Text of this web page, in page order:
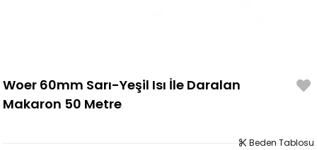
Woer 60mm Sarı-Yeşil Isı İle Daralan
Makaron 50 Metre
Beden Tablosu